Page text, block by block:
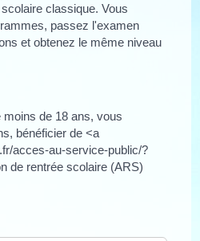
classique. Vous
passez l'examen
et obtenez le même niveau
de 18 ans, vous
bénéficier de <a
acces-au-service-public/?
de rentrée scolaire (ARS)